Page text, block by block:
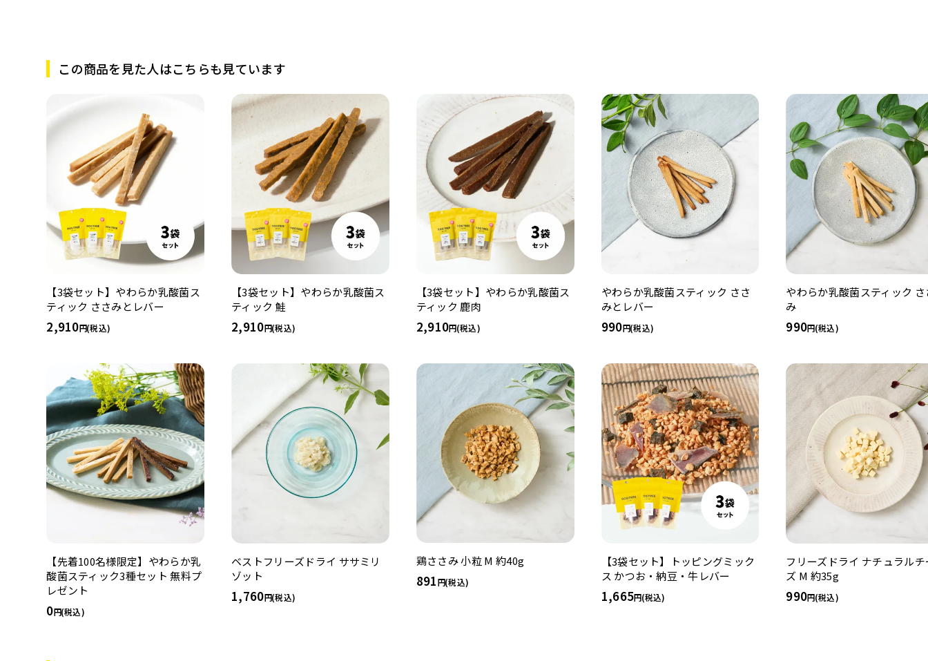
この商品を見た人はこちらも見ています
【3袋セット】やわらか乳酸菌ス
ティック ささみとレバー
2,910 (税込)
【3袋セット】やわらか乳酸菌ス
ティック 鮭
2,910 (税込)
【3袋セット】やわらか乳酸菌ス
ティック 鹿肉
2,910 (税込)
やわらか乳酸菌スティック ささ
みとレバー
990 (税込)
やわらか乳酸菌スティック さ
み
990 (税込)
【先着100名様限定】やわらか乳
酸菌スティック3種セット 無料プ
レゼント
0 (税込)
ベストフリーズドライ ササミリ
ゾット
1,760 (税込)
鶏ささみ 小粒 M 約40g
891 (税込)
【3袋セット】トッピングミック
ス かつお・納豆・牛レバー
1,665 (税込)
フリーズドライ ナチュラルチ
ズ M 約35g
990 (税込)